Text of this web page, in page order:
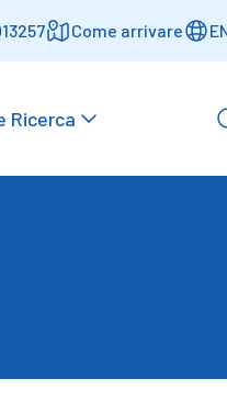
Come arrivare
Ricerca